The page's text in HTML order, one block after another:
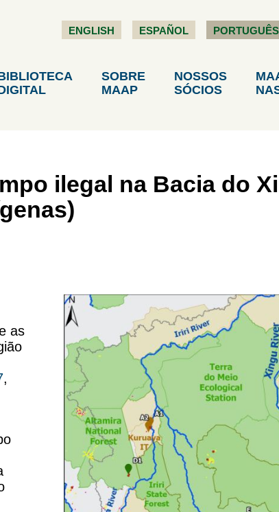
ENGLISH ESPAÑOL PORTUGUÊS
SOBRE
MAAP
NOSSOS
SÓCIOS
ilegal na Bacia do
as
,